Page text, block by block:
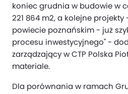
koniec grudnia w budowie w
221 864 m2, a kolejne
powiecie poznańskim - już
procesu inwestycyjnego" -
zarządzający w CTP Polska
materiale.
Dla porównania w ramach